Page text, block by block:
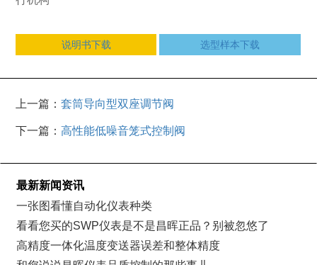
说明书下载 选型样本下载
上一篇：套筒导向型双座调节阀
下一篇：高性能低噪音笼式控制阀
最新新闻资讯
一张图看懂自动化仪表种类
看看您买的SWP仪表是不是昌晖正品？别被忽悠了
高精度一体化温度变送器误差和整体精度